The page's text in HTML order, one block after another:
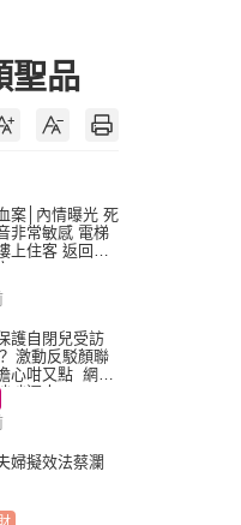
聖品
案│內情曝光 死
非常敏感 電梯
上住客 返回住
護自閉兒受訪
激動反駁顏聯
心咁又點 網民
咄逼人
婦擬效法蔡瀾